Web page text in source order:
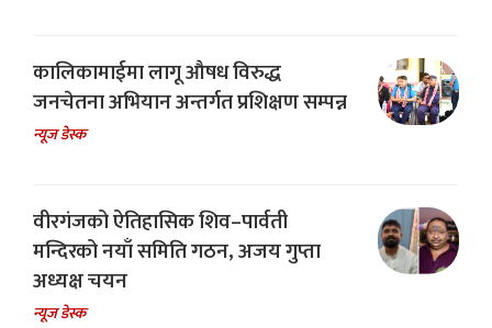
कालिकामाईमा लागू औषध विरुद्ध
जनचेतना अभियान अन्तर्गत प्रशिक्षण सम्पन्न
न्यूज डेस्क
वीरगंजको ऐतिहासिक शिव–पार्वती
मन्दिरको नयाँ समिति गठन, अजय गुप्ता
अध्यक्ष चयन
न्यूज डेस्क